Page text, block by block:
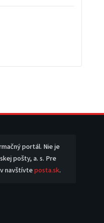
portál. Nie je
pošty, a. s. Pre
navštívteposta.sk.